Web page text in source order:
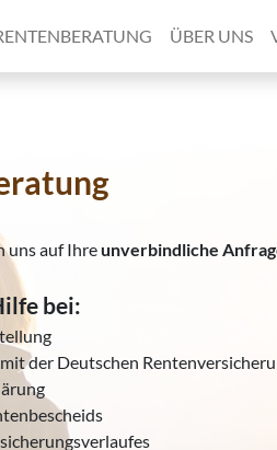
ÜBER UNS
uns auf Ihreunverbindliche
bei:
der Deutschen